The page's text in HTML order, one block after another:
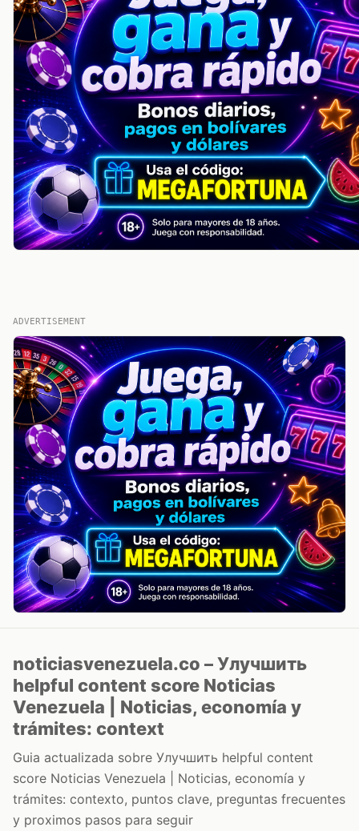
ADVERTISEMENT
noticiasvenezuela.co – Улучшить
helpful content score Noticias
Venezuela | Noticias, economía y
trámites: context
Guia actualizada sobre Улучшить helpful content
score Noticias Venezuela | Noticias, economía y
trámites: contexto, puntos clave, preguntas frecuentes
y proximos pasos para seguir